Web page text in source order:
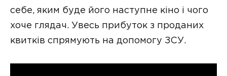
себе, яким буде його наступне кіно і чого
хоче глядач. Увесь прибуток з проданих
квитків спрямують на допомогу ЗСУ.